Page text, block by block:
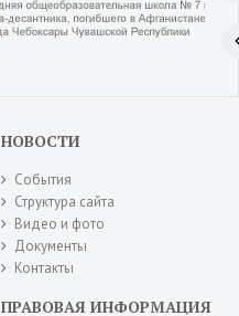
НОВОСТИ
События
Структура сайта
Видео и фото
Документы
Контакты
ПРАВОВАЯ ИНФОРМАЦИЯ